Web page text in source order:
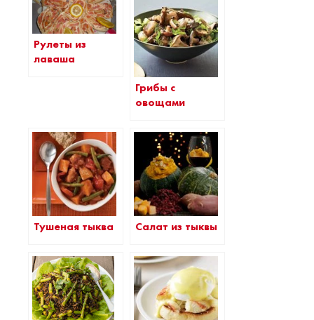
Рулеты из
лаваша
Грибы с
овощами
Тушеная тыква Салат из тыквы